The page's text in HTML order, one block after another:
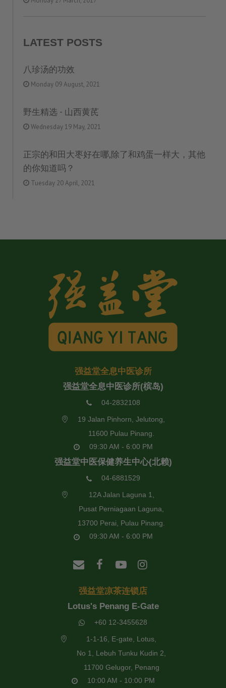
LATEST POSTS
八珍汤的功效
Monday 09 August, 2021
野生精选 - 山西黄芪
Wednesday 19 May, 2021
正宗的和田大枣好在哪,除了和鸡蛋一样大，其他
的你知道吗？
Tuesday 20 April, 2021
强益堂全息中医诊所
强益堂全息中医诊所(槟岛)
04-2832108
19 Jalan Pinhorn, Jelutong,
11600 Pulau Pinang.
09:30 AM - 6:00 PM
强益堂中医保健养生中心(北赖)
04-6881529
12A Jalan Laguna 1,
Pusat Perniagaan Laguna,
13700 Perai, Pulau Pinang.
09:30 AM - 6:00 PM
强益堂凉茶连锁店
Lotus's Penang E-Gate
+60 12-3455628
1-1-16, E-gate, Lotus,
No 1, Lebuh Tunku Kudin 2,
11700 Gelugor, Penang
10:00 AM - 10:00 PM